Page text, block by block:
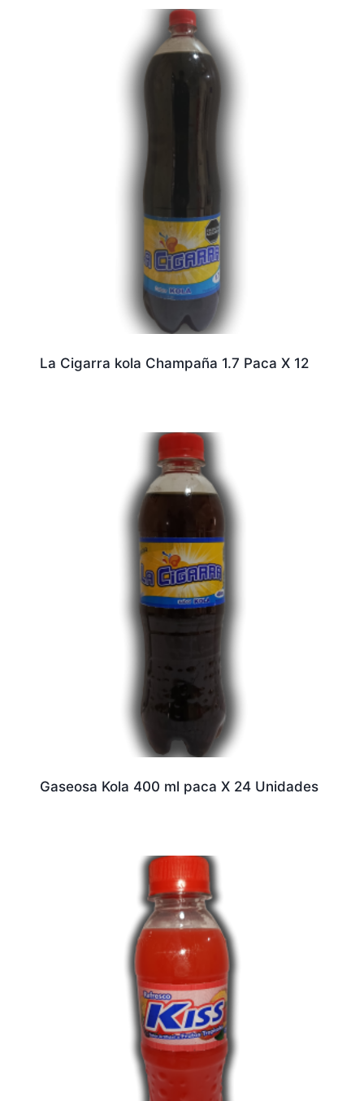
La Cigarra kola Champaña 1.7 Paca X 12
Gaseosa Kola 400 ml paca X 24 Unidades